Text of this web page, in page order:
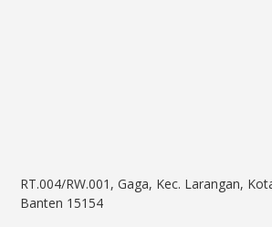
RT.004/RW.001, Gaga, Kec. Larangan,
Banten 15154